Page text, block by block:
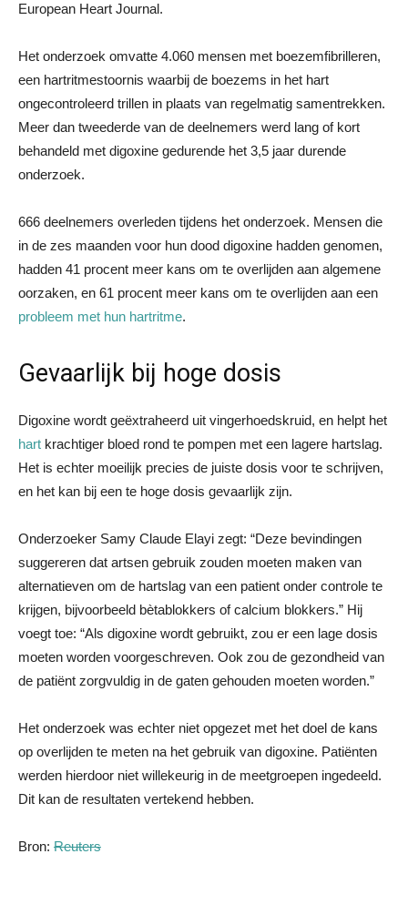
European Heart Journal.
Het onderzoek omvatte 4.060 mensen met boezemfibrilleren,
een hartritmestoornis waarbij de boezems in het hart
ongecontroleerd trillen in plaats van regelmatig samentrekken.
Meer dan tweederde van de deelnemers werd lang of kort
behandeld met digoxine gedurende het 3,5 jaar durende
onderzoek.
666 deelnemers overleden tijdens het onderzoek. Mensen die
in de zes maanden voor hun dood digoxine hadden genomen,
hadden 41 procent meer kans om te overlijden aan algemene
oorzaken, en 61 procent meer kans om te overlijden aan een
probleem met hun hartritme.
Gevaarlijk bij hoge dosis
Digoxine wordt geëxtraheerd uit vingerhoedskruid, en helpt het
hart krachtiger bloed rond te pompen met een lagere hartslag.
Het is echter moeilijk precies de juiste dosis voor te schrijven,
en het kan bij een te hoge dosis gevaarlijk zijn.
Onderzoeker Samy Claude Elayi zegt: “Deze bevindingen
suggereren dat artsen gebruik zouden moeten maken van
alternatieven om de hartslag van een patient onder controle te
krijgen, bijvoorbeeld bètablokkers of calcium blokkers.” Hij
voegt toe: “Als digoxine wordt gebruikt, zou er een lage dosis
moeten worden voorgeschreven. Ook zou de gezondheid van
de patiënt zorgvuldig in de gaten gehouden moeten worden.”
Het onderzoek was echter niet opgezet met het doel de kans
op overlijden te meten na het gebruik van digoxine. Patiënten
werden hierdoor niet willekeurig in de meetgroepen ingedeeld.
Dit kan de resultaten vertekend hebben.
Bron: Reuters